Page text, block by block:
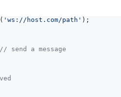
( 'ws://host.com/path' ) ;
// send a message